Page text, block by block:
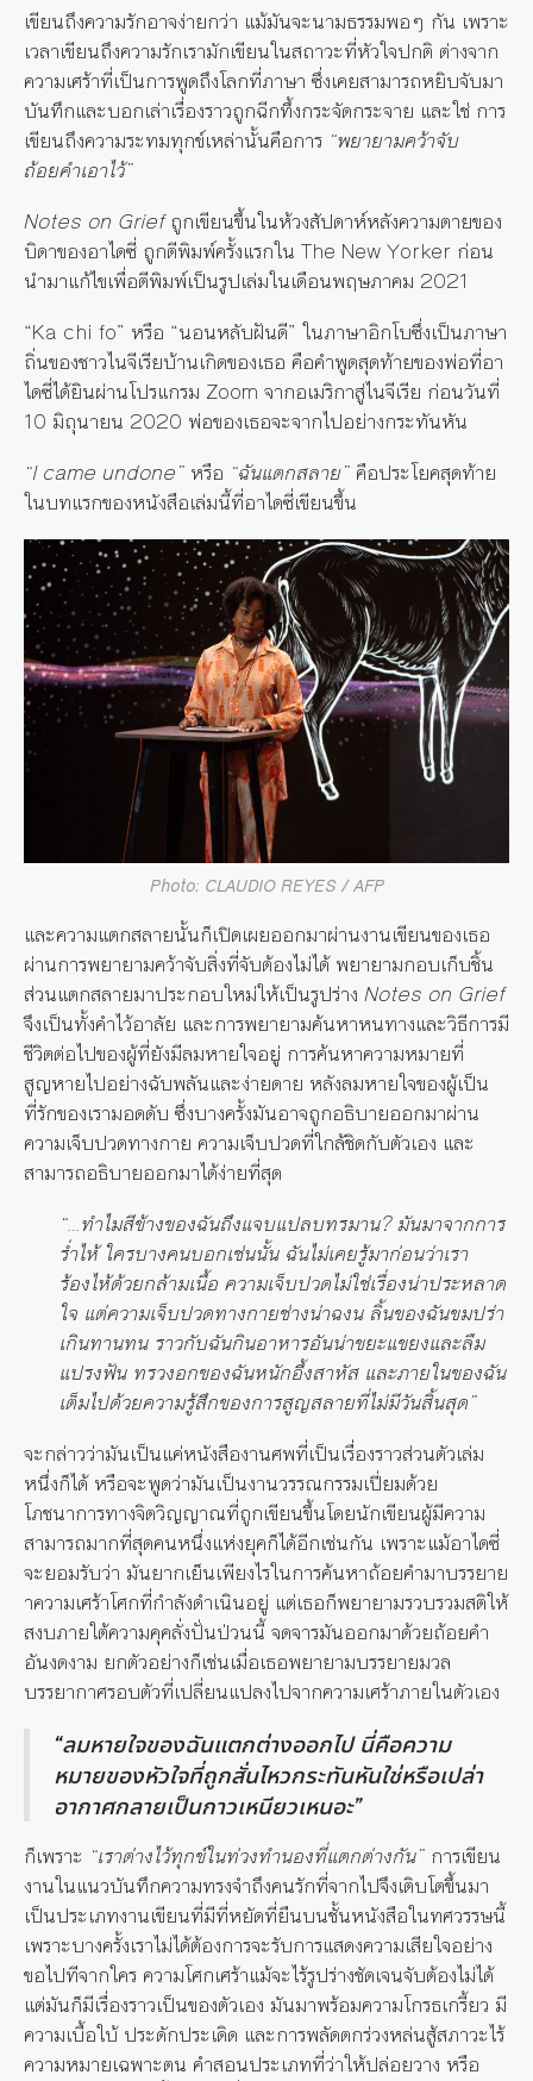
เขียนถึงความรักอาจง่ายกว่า แม้มันจะนามธรรมพอๆ กัน เพราะ
เวลาเขียนถึงความรักเรามักเขียนในสถาวะที่หัวใจปกติ ต่างจาก
ความเศร้าที่เป็นการพูดถึงโลกที่ภาษา ซึ่งเคยสามารถหยิบจับมา
บันทึกและบอกเล่าเรื่องราวถูกฉีกทึ้งกระจัดกระจาย และใช่ การ
เขียนถึงความระทมทุกข์เหล่านั้นคือการ “พยายามคว้าจับ
ถ้อยคำเอาไว้”
Notes on Griefถูกเขียนขึ้นในห้วงสัปดาห์หลังความตายของ
บิดาของอาไดซี่ ถูกตีพิมพ์ครั้งแรกใน The New Yorker ก่อน
นำมาแก้ไขเพื่อตีพิมพ์เป็นรูปเล่มในเดือนพฤษภาคม 2021
“Ka chi fo” หรือ “นอนหลับฝันดี” ในภาษาอิกโบซึ่งเป็นภาษา
ถิ่นของชาวไนจีเรียบ้านเกิดของเธอ คือคำพูดสุดท้ายของพ่อที่อา
ไดซี่ได้ยินผ่านโปรแกรม Zoom จากอเมริกาสู่ไนจีเรีย ก่อนวันที่
10 มิถุนายน 2020 พ่อของเธอจะจากไปอย่างกระทันหัน
“I came undone” หรือ “ฉันแตกสลาย” คือประโยคสุดท้าย
ในบทแรกของหนังสือเล่มนี้ที่อาไดซี่เขียนขึ้น
Photo: CLAUDIO REYES / AFP
และความแตกสลายนั้นก็เปิดเผยออกมาผ่านงานเขียนของเธอ
ผ่านการพยายามคว้าจับสิ่งที่จับต้องไม่ได้ พยายามกอบเก็บชิ้น
ส่วนแตกสลายมาประกอบใหม่ให้เป็นรูปร่าง Notes on Grief
จึงเป็นทั้งคำไว้อาลัย และการพยายามค้นหาหนทางและวิธีการมี
ชีวิตต่อไปของผู้ที่ยังมีลมหายใจอยู่ การค้นหาความหมายที่
สูญหายไปอย่างฉับพลันและง่ายดาย หลังลมหายใจของผู้เป็น
ที่รักของเรามอดดับ ซึ่งบางครั้งมันอาจถูกอธิบายออกมาผ่าน
ความเจ็บปวดทางกาย ความเจ็บปวดที่ใกล้ชิดกับตัวเอง และ
สามารถอธิบายออกมาได้ง่ายที่สุด
“…ทำไมสีข้างของฉันถึงแจบแปลบทรมาน? มันมาจากการ
ร่ำไห้ ใครบางคนบอกเช่นนั้น ฉันไม่เคยรู้มาก่อนว่าเรา
ร้องไห้ด้วยกล้ามเนื้อ ความเจ็บปวดไม่ใช่เรื่องน่าประหลาด
ใจ แต่ความเจ็บปวดทางกายช่างน่าฉงน ลิ้นของฉันขมปร่า
เกินทานทน ราวกับฉันกินอาหารอันน่าขยะแขยงและลืม
แปรงฟัน ทรวงอกของฉันหนักอึ้งสาหัส และภายในของฉัน
เต็มไปด้วยความรู้สึกของการสูญสลายที่ไม่มีวันสิ้นสุด”
จะกล่าวว่ามันเป็นแค่หนังสืองานศพที่เป็นเรื่องราวส่วนตัวเล่ม
หนึ่งก็ได้ หรือจะพูดว่ามันเป็นงานวรรณกรรมเปี่ยมด้วย
โภชนาการทางจิตวิญญาณที่ถูกเขียนขึ้นโดยนักเขียนผู้มีความ
สามารถมากที่สุดคนหนึ่งแห่งยุคก็ได้อีกเช่นกัน เพราะแม้อาไดซี่
จะยอมรับว่า มันยากเย็นเพียงไรในการค้นหาถ้อยคำมาบรรยาย
าความเศร้าโศกที่กำลังดำเนินอยู่ แต่เธอก็พยายามรวบรวมสติให้
สงบภายใต้ความคุคลั่งปั่นป่วนนี้ จดจารมันออกมาด้วยถ้อยคำ
อันงดงาม ยกตัวอย่างก็เช่นเมื่อเธอพยายามบรรยายมวล
บรรยากาศรอบตัวที่เปลี่ยนแปลงไปจากความเศร้าภายในตัวเอง
“ลมหายใจของฉันแตกต่างออกไป นี่คือความ
หมายของหัวใจที่ถูกสั่นไหวกระทันหันใช่หรือเปล่า
อากาศกลายเป็นกาวเหนียวเหนอะ”
ก็เพราะ “เราต่างไว้ทุกข์ในท่วงทำนองที่แตกต่างกัน” การเขียน
งานในแนวบันทึกความทรงจำถึงคนรักที่จากไปจึงเติบโตขึ้นมา
เป็นประเภทงานเขียนที่มีที่หยัดที่ยืนบนชั้นหนังสือในทศวรรษนี้
เพราะบางครั้งเราไม่ได้ต้องการจะรับการแสดงความเสียใจอย่าง
ขอไปทีจากใคร ความโศกเศร้าแม้จะไร้รูปร่างชัดเจนจับต้องไม่ได้
แต่มันก็มีเรื่องราวเป็นของตัวเอง มันมาพร้อมความโกรธเกรี้ยว มี
ความเบื้อใบ้ ประดักประเดิด และการพลัดตกร่วงหล่นสู้สภาวะไร้
ความหมายเฉพาะตน คำสอนประเภทที่ว่าให้ปล่อยวาง หรือ